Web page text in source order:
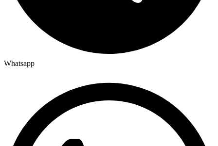
Whatsapp